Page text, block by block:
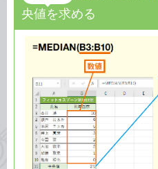
央値を求める